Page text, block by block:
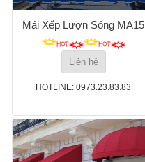
Mái Xếp Lượn Sóng MA15
Liên hệ
HOTLINE: 0973.23.83.83